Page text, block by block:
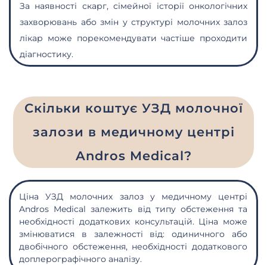
За наявності скарг, сімейної історії онкологічних
захворювань або змін у структурі молочних залоз
лікар може порекомендувати частіше проходити
діагностику.
Скільки коштує УЗД молочної
залози в медичному центрі
Andros Medical?
Ціна УЗД молочних залозу медичному центрі
Andros Medical залежить від типу обстеження та
необхідності додаткових консультацій. Ціна може
змінюватися в залежності від: одиничного або
двобічного обстеження, необхідності додаткового
доплерографічного аналізу.